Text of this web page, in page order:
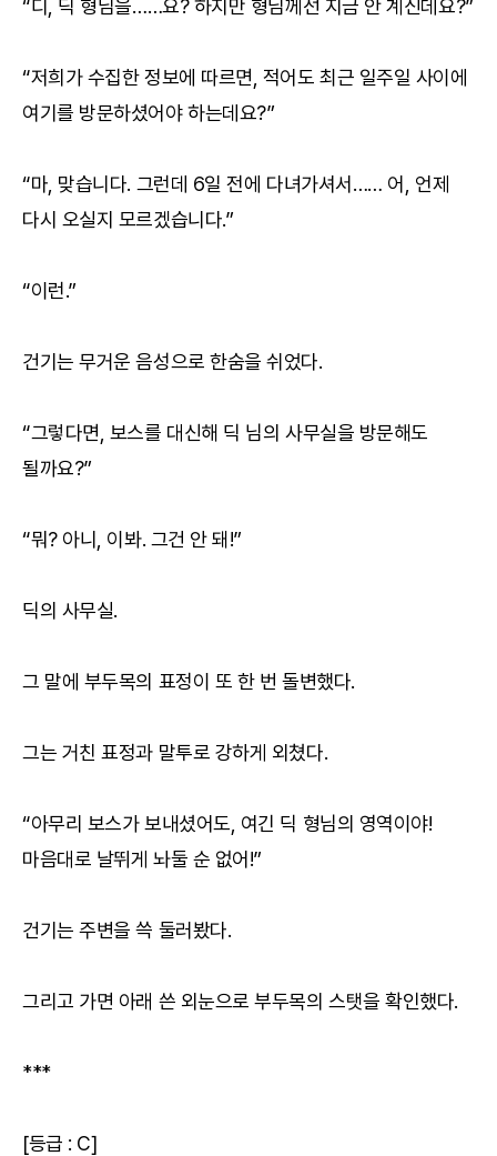
“디, 딕 형님을……요? 하지만 형님께선 지금 안 계신데요?”
“저희가 수집한 정보에 따르면, 적어도 최근 일주일 사이에
여기를 방문하셨어야 하는데요?”
“마, 맞습니다. 그런데 6일 전에 다녀가셔서…… 어, 언제
다시 오실지 모르겠습니다.”
“이런.”
건기는 무거운 음성으로 한숨을 쉬었다.
“그렇다면, 보스를 대신해 딕 님의 사무실을 방문해도
될까요?”
“뭐? 아니, 이봐. 그건 안 돼!”
딕의 사무실.
그 말에 부두목의 표정이 또 한 번 돌변했다.
그는 거친 표정과 말투로 강하게 외쳤다.
“아무리 보스가 보내셨어도, 여긴 딕 형님의 영역이야!
마음대로 날뛰게 놔둘 순 없어!”
건기는 주변을 쓱 둘러봤다.
그리고 가면 아래 쓴 외눈으로 부두목의 스탯을 확인했다.
***
[등급 : C]